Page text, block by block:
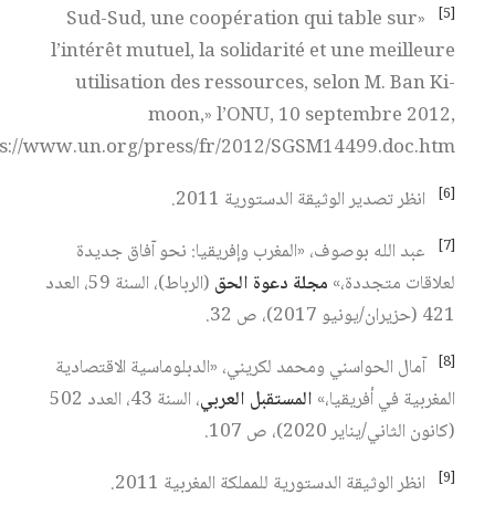
[5]
«Sud-Sud, une coopération qui table sur
l’intérêt mutuel, la solidarité et une meilleure
utilisation des ressources, selon M. Ban Ki-
moon,» l’ONU, 10 septembre 2012,
www.un.org/press/fr/2012/SGSM14499.doc.htm>.
[6] انظر تصدير الوثيقة الدستورية 2011.
[7]
عبد الله بوصوف، «المغرب وإفريقيا: نحو آفاق جديدة
لعلاقات متجددة،» مجلة دعوة الحق
(الرباط)، السنة 59، العدد
421 (حزيران/يونيو 2017)، ص 32.
[8]
آمال الحواسني ومحمد لكريني، «الدبلوماسية الاقتصادية
المغربية في أفريقيا،» المستقبل العربي
، السنة 43، العدد 502
(كانون الثاني/يناير 2020)، ص 107.
[9] انظر الوثيقة الدستورية للمملكة المغربية 2011.